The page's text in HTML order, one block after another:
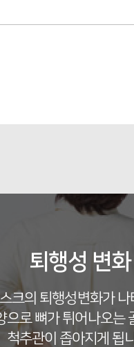
퇴행성 변화
크의 퇴행성변화가 나
으로 뼈가 튀어나오는
척추관이 좁아지게 됩